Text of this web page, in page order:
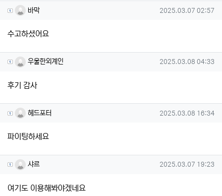
바막님의 댓글
바막 작성일
2025.03.07 02:57
수고하셨어요
우울한외계인님의 댓글
우울한외계인 작성일
2025.03.08 04:33
후기 감사
헤드포터님의 댓글
헤드포터 작성일
2025.03.08 16:34
파이팅하세요
샤르님의 댓글
샤르 작성일
2025.03.07 19:23
여기도 이용해봐야겠네요